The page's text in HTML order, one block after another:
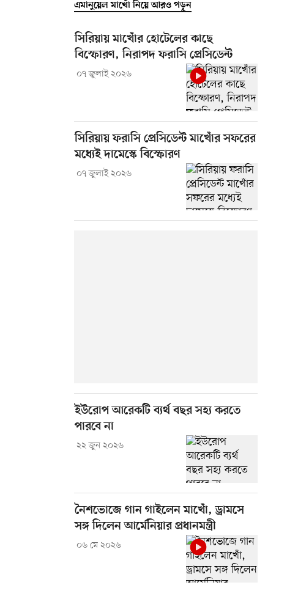
এমানুয়েল মাখোঁ নিয়ে আরও পড়ুন
সিরিয়ায় মাখোঁর হোটেলের কাছে
বিস্ফোরণ, নিরাপদ ফরাসি প্রেসিডেন্ট
০৭ জুলাই ২০২৬
সিরিয়ায় ফরাসি প্রেসিডেন্ট মাখোঁর সফরের
মধ্যেই দামেস্কে বিস্ফোরণ
০৭ জুলাই ২০২৬
ইউরোপ আরেকটি ব্যর্থ বছর সহ্য করতে
পারবে না
২২ জুন ২০২৬
নৈশভোজে গান গাইলেন মাখোঁ, ড্রামসে
সঙ্গ দিলেন আর্মেনিয়ার প্রধানমন্ত্রী
০৬ মে ২০২৬